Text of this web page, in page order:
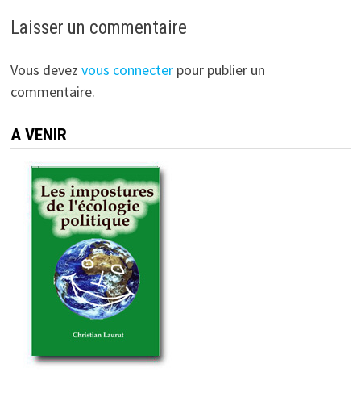
Laisser un commentaire
Vous devez vous connecterpour publier un
commentaire.
A VENIR